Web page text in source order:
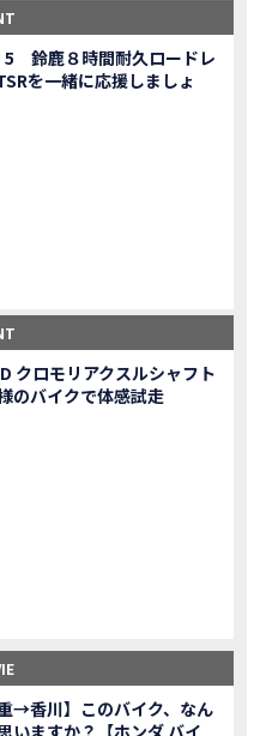
紹介
介
トギャラリー
フォトギャラリー
３店舗合同周年祭フォトギャラリー
日市 ３店舗合同周年祭レポート
ードスポーツモデル HAWK 11を発売！
レジャーバイク ダックス125を発売！
ードスクール紹介
なら！HondaDream松阪【ホンダ二輪車専門店】
ら！HondaDream鈴鹿【ホンダ二輪車専門店】
の仕様 を一部変更し発売!
ーズのカラーバリエーション を一部変更し発売!
S Edition」 に新色を追加し発表！
」 に新色を追加し発売！
「CB1100 RS Final Edition」を発売
ョンを採用した新エンジンを搭載し発売！
能を向上させた新エンジンを搭載し発売！
年 7月25日 敦賀ツーリング
定のカラーリングを設定し発売！
スポーツモデル GB350・GB350 S を発売！
5 鈴鹿８時間耐久ロードレ
を一緒に応援しましょ
クロモリアクスルシャフト
のバイクで体感試走
重→香川】このバイク、なん